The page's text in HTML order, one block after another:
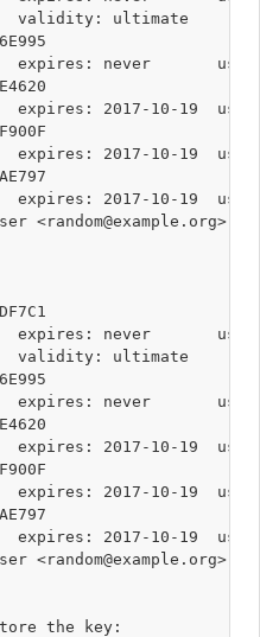
validity: ultimate
expires: never
expires: 2017-10-19
expires: 2017-10-19
expires: 2017-10-19
<random@example.org>
expires: never
validity: ultimate
expires: never
expires: 2017-10-19
expires: 2017-10-19
expires: 2017-10-19
<random@example.org>
the key: